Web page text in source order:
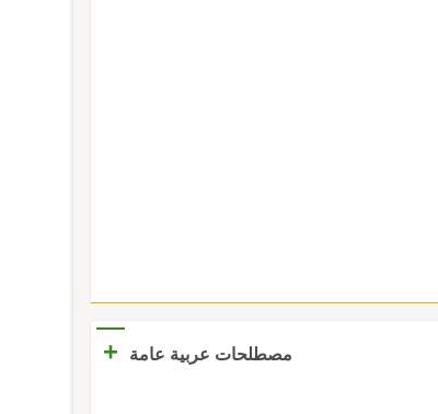
مصطلحات عربية عامة +